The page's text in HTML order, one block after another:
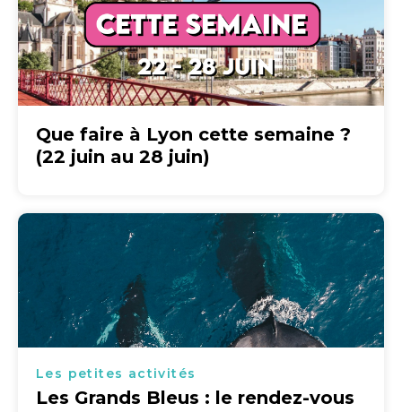
Que faire à Lyon cette semaine ?
(22 juin au 28 juin)
Les petites activités
Les Grands Bleus : le rendez-vous